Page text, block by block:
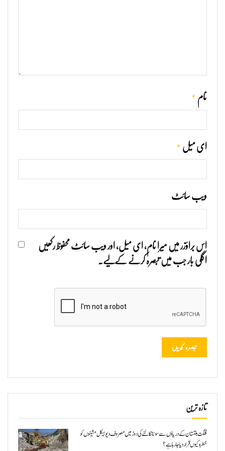
نام *
ای میل *
ویب‌ سائٹ
اس براؤزر میں میرا نام، ای میل، اور ویب سائٹ محفوظ رکھیں
اگلی بار جب میں تبصرہ کرنے کےلیے۔
تازہ ترین
گلگت بلتستان کے دریاؤں سے سونا نکالنے کی دوڑ میں مصروف دیوہیکل مشینوں کو
خطرہ کیوں قرار دیا جا رہا ہے؟